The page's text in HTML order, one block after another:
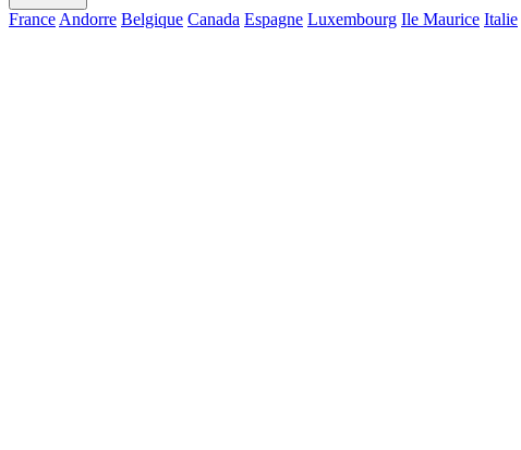
France Andorre Belgique Canada Espagne Luxembourg Ile Maurice Italie